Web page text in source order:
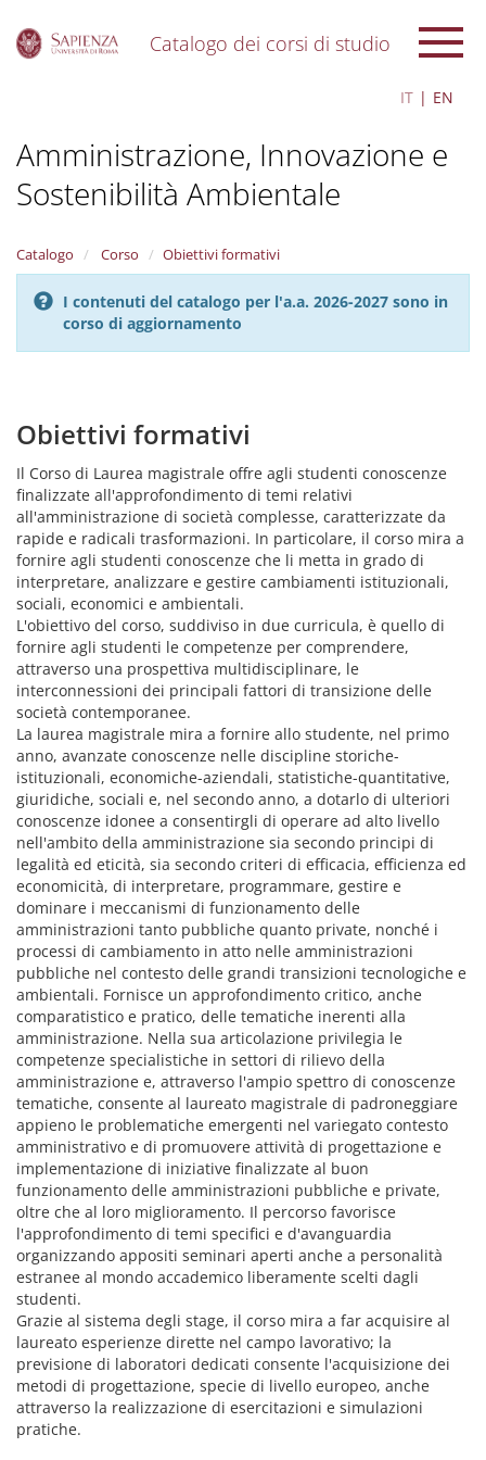
Catalogo dei corsi di studio
IT EN
Amministrazione, Innovazione e
Sostenibilità Ambientale
Catalogo Corso Obiettivi formativi
I contenuti del catalogo per l'a.a. 2026-2027 sono in
corso di aggiornamento
Obiettivi formativi
Il Corso di Laurea magistrale offre agli studenti conoscenze
finalizzate all'approfondimento di temi relativi
all'amministrazione di società complesse, caratterizzate da
rapide e radicali trasformazioni. In particolare, il corso mira a
fornire agli studenti conoscenze che li metta in grado di
interpretare, analizzare e gestire cambiamenti istituzionali,
sociali, economici e ambientali.
L'obiettivo del corso, suddiviso in due curricula, è quello di
fornire agli studenti le competenze per comprendere,
attraverso una prospettiva multidisciplinare, le
interconnessioni dei principali fattori di transizione delle
società contemporanee.
La laurea magistrale mira a fornire allo studente, nel primo
anno, avanzate conoscenze nelle discipline storiche-
istituzionali, economiche-aziendali, statistiche-quantitative,
giuridiche, sociali e, nel secondo anno, a dotarlo di ulteriori
conoscenze idonee a consentirgli di operare ad alto livello
nell'ambito della amministrazione sia secondo principi di
legalità ed eticità, sia secondo criteri di efficacia, efficienza ed
economicità, di interpretare, programmare, gestire e
dominare i meccanismi di funzionamento delle
amministrazioni tanto pubbliche quanto private, nonché i
processi di cambiamento in atto nelle amministrazioni
pubbliche nel contesto delle grandi transizioni tecnologiche e
ambientali. Fornisce un approfondimento critico, anche
comparatistico e pratico, delle tematiche inerenti alla
amministrazione. Nella sua articolazione privilegia le
competenze specialistiche in settori di rilievo della
amministrazione e, attraverso l'ampio spettro di conoscenze
tematiche, consente al laureato magistrale di padroneggiare
appieno le problematiche emergenti nel variegato contesto
amministrativo e di promuovere attività di progettazione e
implementazione di iniziative finalizzate al buon
funzionamento delle amministrazioni pubbliche e private,
oltre che al loro miglioramento. Il percorso favorisce
l'approfondimento di temi specifici e d'avanguardia
organizzando appositi seminari aperti anche a personalità
estranee al mondo accademico liberamente scelti dagli
studenti.
Grazie al sistema degli stage, il corso mira a far acquisire al
laureato esperienze dirette nel campo lavorativo; la
previsione di laboratori dedicati consente l'acquisizione dei
metodi di progettazione, specie di livello europeo, anche
attraverso la realizzazione di esercitazioni e simulazioni
pratiche.